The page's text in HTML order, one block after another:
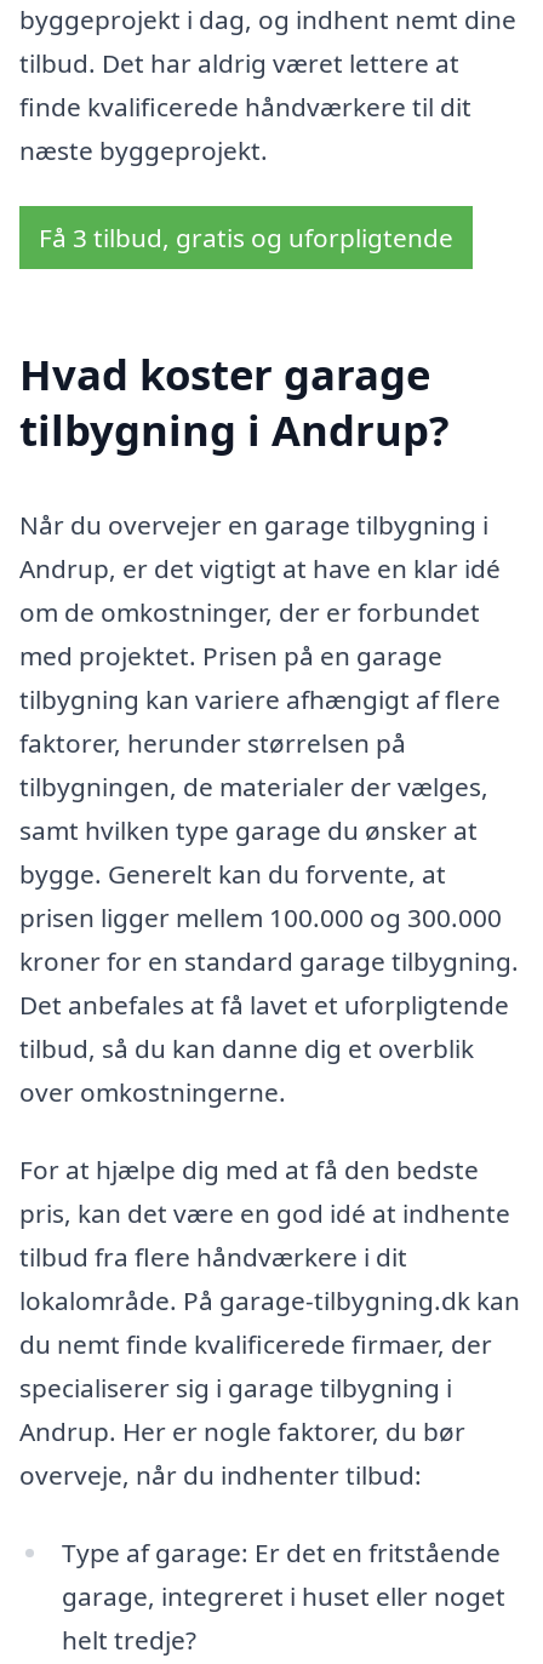
byggeprojekt i dag, og indhent nemt dine
tilbud. Det har aldrig været lettere at
finde kvalificerede håndværkere til dit
næste byggeprojekt.
Få 3 tilbud, gratis og uforpligtende
Hvad koster garage
tilbygning i Andrup?
Når du overvejer en garage tilbygning i
Andrup, er det vigtigt at have en klar idé
om de omkostninger, der er forbundet
med projektet. Prisen på en garage
tilbygning kan variere afhængigt af flere
faktorer, herunder størrelsen på
tilbygningen, de materialer der vælges,
samt hvilken type garage du ønsker at
bygge. Generelt kan du forvente, at
prisen ligger mellem 100.000 og 300.000
kroner for en standard garage tilbygning.
Det anbefales at få lavet et uforpligtende
tilbud, så du kan danne dig et overblik
over omkostningerne.
For at hjælpe dig med at få den bedste
pris, kan det være en god idé at indhente
tilbud fra flere håndværkere i dit
lokalområde. På garage-tilbygning.dk kan
du nemt finde kvalificerede firmaer, der
specialiserer sig i garage tilbygning i
Andrup. Her er nogle faktorer, du bør
overveje, når du indhenter tilbud:
Type af garage: Er det en fritstående
garage, integreret i huset eller noget
helt tredje?